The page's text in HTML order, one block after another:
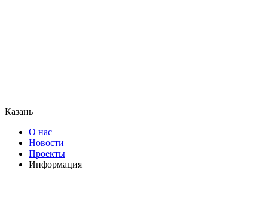
Казань
О нас
Новости
Проекты
Информация